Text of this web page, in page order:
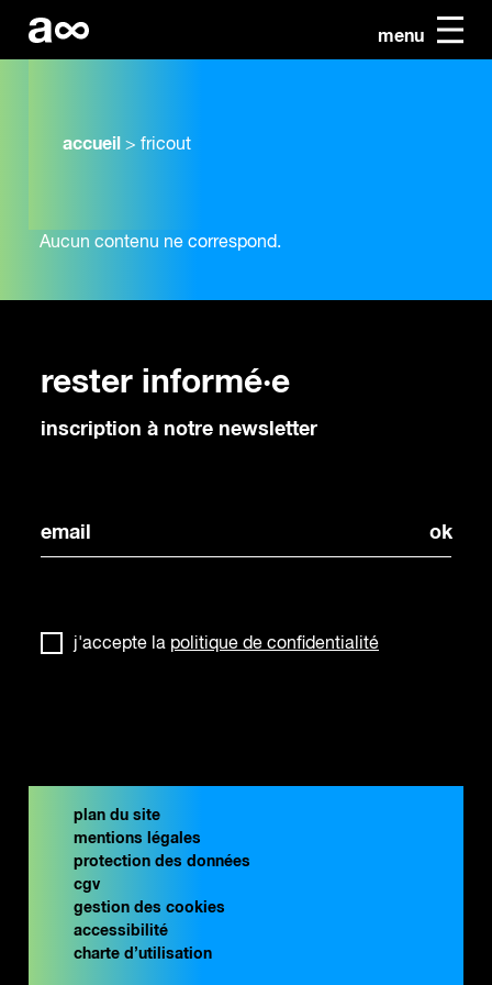
menu
accueil > fricout
Aucun contenu ne correspond.
rester informé·e
inscription à notre newsletter
j'accepte la politique de confidentialité
plan du site
mentions légales
protection des données
cgv
gestion des cookies
accessibilité
charte d’utilisation